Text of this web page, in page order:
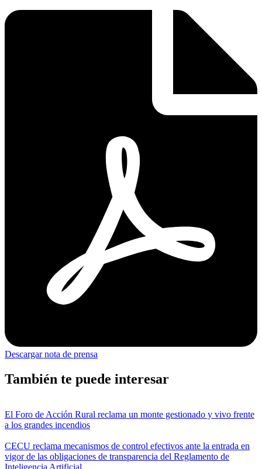
Descargar nota de prensa
También te puede interesar
El Foro de Acción Rural reclama un monte gestionado y vivo frente
a los grandes incendios
CECU reclama mecanismos de control efectivos ante la entrada en
vigor de las obligaciones de transparencia del Reglamento de
Inteligencia Artificial